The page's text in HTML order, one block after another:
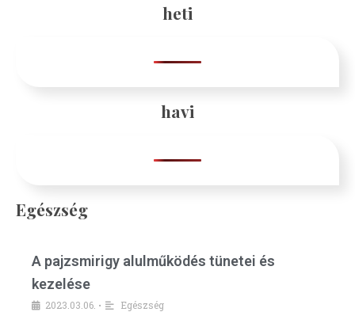
heti
havi
Egészség
A pajzsmirigy alulműködés tünetei és
kezelése
2023.03.06. •
Egészség